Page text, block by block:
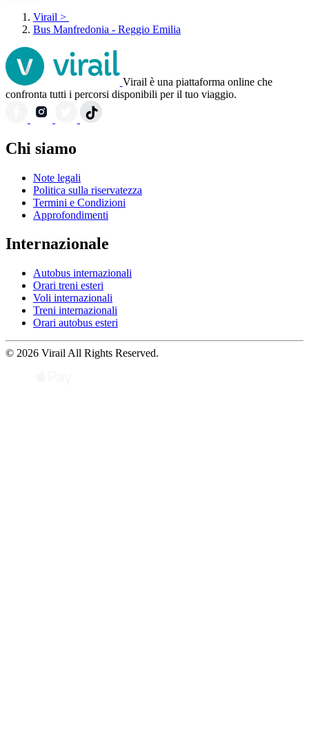
Virail >
Bus Manfredonia - Reggio Emilia
Virail è una piattaforma online che
confronta tutti i percorsi disponibili per il tuo viaggio.
Chi siamo
Note legali
Politica sulla riservatezza
Termini e Condizioni
Approfondimenti
Internazionale
Autobus internazionali
Orari treni esteri
Voli internazionali
Treni internazionali
Orari autobus esteri
© 2026 Virail All Rights Reserved.